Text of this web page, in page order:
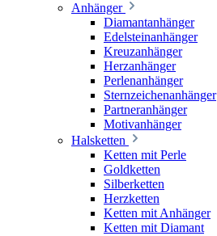
Anhänger
Diamantanhänger
Edelsteinanhänger
Kreuzanhänger
Herzanhänger
Perlenanhänger
Sternzeichenanhänger
Partneranhänger
Motivanhänger
Halsketten
Ketten mit Perle
Goldketten
Silberketten
Herzketten
Ketten mit Anhänger
Ketten mit Diamant